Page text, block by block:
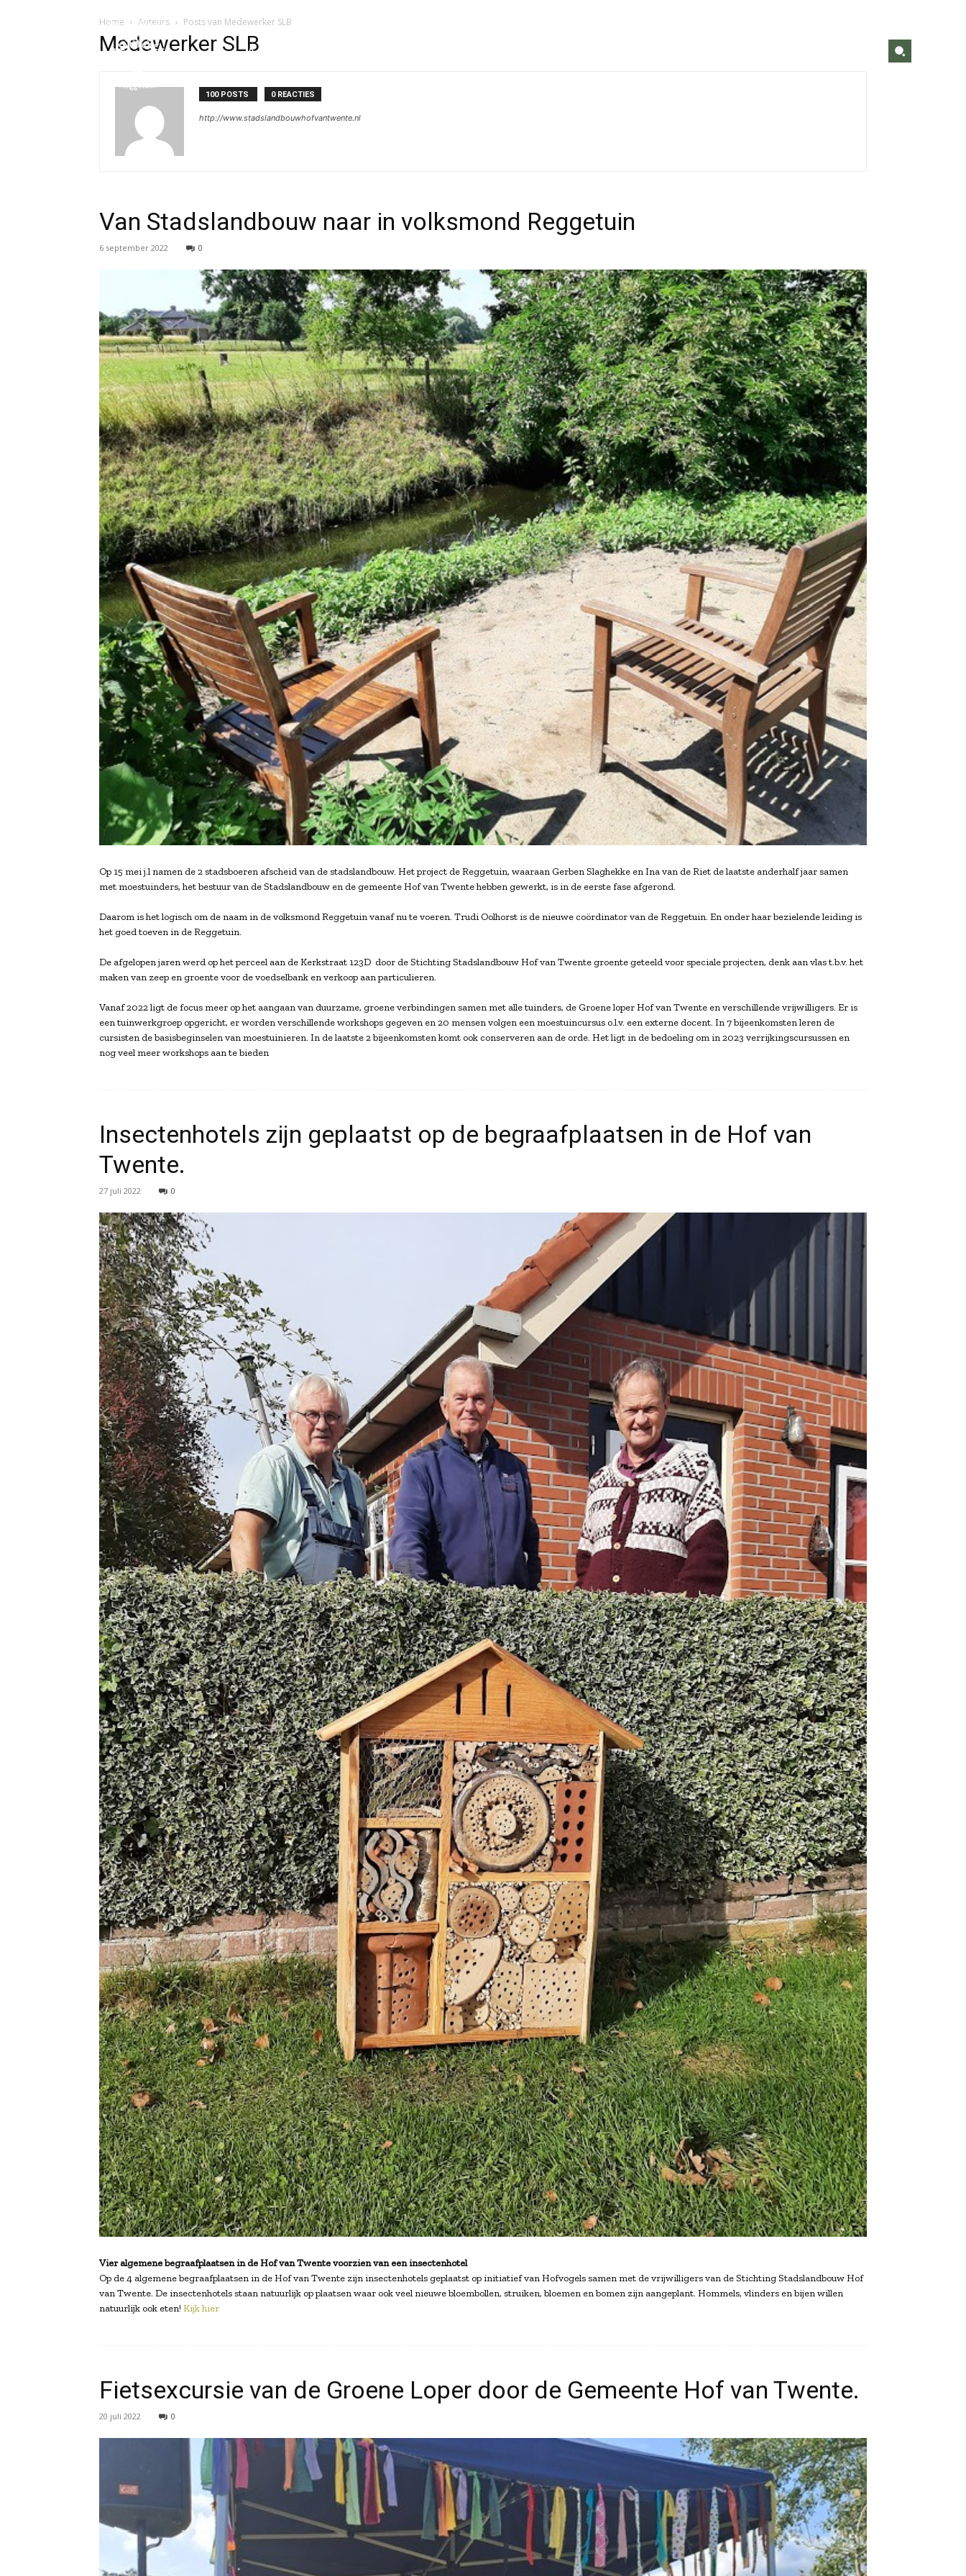
Activiteiten
Home Auteurs Posts van Medewerker SLB
Medewerker SLB
100 POSTS 0 REACTIES
http://www.stadslandbouwhofvantwente.nl
Van Stadslandbouw naar in volksmond Reggetuin
6 september 2022 0
Op 15 mei j.l namen de 2 stadsboeren afscheid van de stadslandbouw. Het project de Reggetuin, waaraan Gerben Slaghekke en Ina van de Riet de laatste anderhalf jaar samen
met moestuinders, het bestuur van de Stadslandbouw en de gemeente Hof van Twente hebben gewerkt, is in de eerste fase afgerond.
Daarom is het logisch om de naam in de volksmond Reggetuin vanaf nu te voeren. Trudi Oolhorst is de nieuwe coördinator van de Reggetuin. En onder haar bezielende leiding is
het goed toeven in de Reggetuin.
De afgelopen jaren werd op het perceel aan de Kerkstraat 123D door de Stichting Stadslandbouw Hof van Twente groente geteeld voor speciale projecten, denk aan vlas t.b.v. het
maken van zeep en groente voor de voedselbank en verkoop aan particulieren.
Vanaf 2022 ligt de focus meer op het aangaan van duurzame, groene verbindingen samen met alle tuinders, de Groene loper Hof van Twente en verschillende vrijwilligers. Er is
een tuinwerkgroep opgericht, er worden verschillende workshops gegeven en 20 mensen volgen een moestuincursus o.l.v. een externe docent. In 7 bijeenkomsten leren de
cursisten de basisbeginselen van moestuinieren. In de laatste 2 bijeenkomsten komt ook conserveren aan de orde. Het ligt in de bedoeling om in 2023 verrijkingscursussen en
nog veel meer workshops aan te bieden
Insectenhotels zijn geplaatst op de begraafplaatsen in de Hof van
Twente.
27 juli 2022 0
Vier algemene begraafplaatsen in de Hof van Twente voorzien van een insectenhotel
Op de 4 algemene begraafplaatsen in de Hof van Twente zijn insectenhotels geplaatst op initiatief van Hofvogels samen met de vrijwilligers van de Stichting Stadslandbouw Hof
van Twente. De insectenhotels staan natuurlijk op plaatsen waar ook veel nieuwe bloembollen, struiken, bloemen en bomen zijn aangeplant. Hommels, vlinders en bijen willen
natuurlijk ook eten! Kijk hier
Fietsexcursie van de Groene Loper door de Gemeente Hof van Twente.
20 juli 2022 0